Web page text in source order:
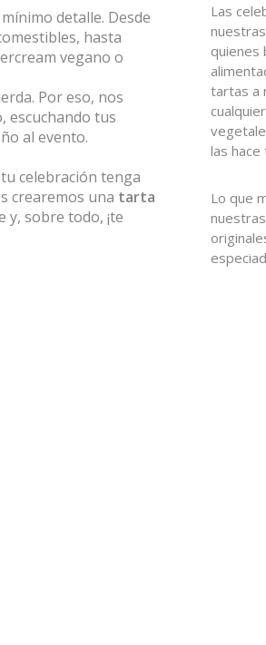
detalle. Desde
hasta
vegano o
Por eso, nos
escuchando tus
al evento.
celebración tenga
crearemos una tarta
y, sobre todo, ¡te
Las
nuestras
quienes
tartas a
las
Lo que